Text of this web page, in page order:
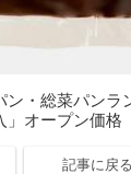
ン・総菜パン
オープン価格
記事に戻る